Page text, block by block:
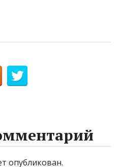
опубликован.